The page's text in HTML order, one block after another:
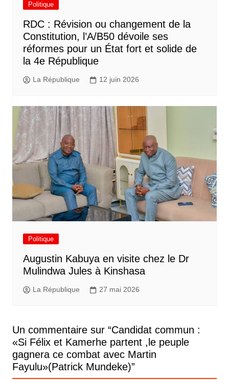
Politique
RDC : Révision ou changement de la
Constitution, l’A/B50 dévoile ses
réformes pour un État fort et solide de
la 4e République
La République 12 juin 2026
Politique
Augustin Kabuya en visite chez le Dr
Mulindwa Jules à Kinshasa
La République 27 mai 2026
Un commentaire sur “Candidat commun :
«Si Félix et Kamerhe partent ,le peuple
gagnera ce combat avec Martin
Fayulu»(Patrick Mundeke)”